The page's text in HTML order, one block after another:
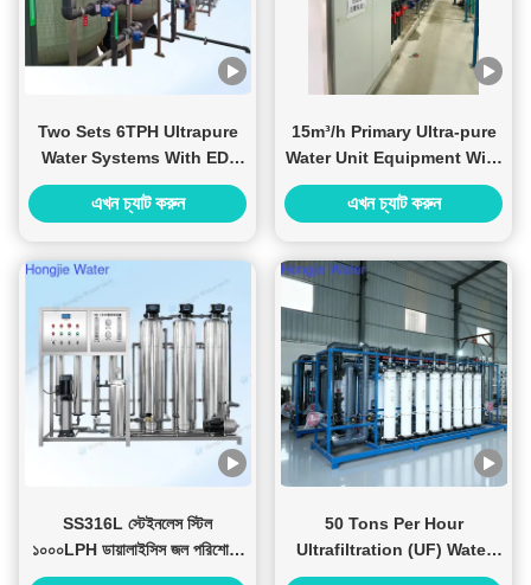
Two Sets 6TPH Ultrapure
Water Systems With EDI
System Shipped To
Malaysian Customer
এখন চ্যাট করুন
15m³/h Primary Ultra-pure
Water Unit Equipment With
2sets 24T One For One
এখন চ্যাট করুন
SS316L স্টেইনলেস স্টিল
১০০০LPH ডায়ালাইসিস জল পরিশোধন
সিস্টেম RO ফিল্টার সহ
50 Tons Per Hour
Ultrafiltration (UF) Water
Treatment System For